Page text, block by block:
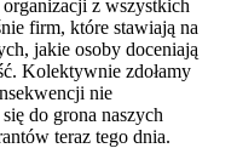
z wszystkich
firm, które stawiają na
jakie osoby doceniają
Kolektywnie zdołamy
nie
do grona naszych
teraz tego dnia.